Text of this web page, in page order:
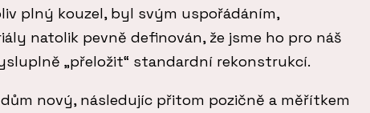
plný kouzel, byl svým uspořádáním,
natolik pevně definován, že jsme ho pro náš
„přeložit“ standardní rekonstrukcí.
nový, následujíc přitom pozičně a měřítkem